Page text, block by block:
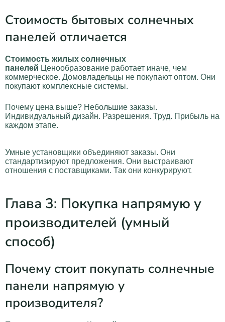
Стоимость бытовых солнечных
панелей отличается
Стоимость жилых солнечных
панелей Ценообразование работает иначе, чем
коммерческое. Домовладельцы не покупают оптом. Они
покупают комплексные системы.
Почему цена выше? Небольшие заказы.
Индивидуальный дизайн. Разрешения. Труд. Прибыль на
каждом этапе.
Умные установщики объединяют заказы. Они
стандартизируют предложения. Они выстраивают
отношения с поставщиками. Так они конкурируют.
Глава 3: Покупка напрямую у
производителей (умный
способ)
Почему стоит покупать солнечные
панели напрямую у
производителя?